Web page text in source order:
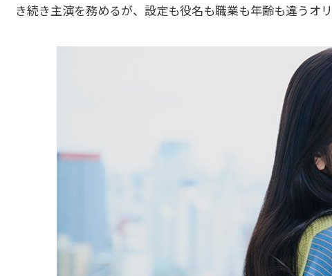
き続き主演を務めるが、設定も役名も職業も年齢も違うオ